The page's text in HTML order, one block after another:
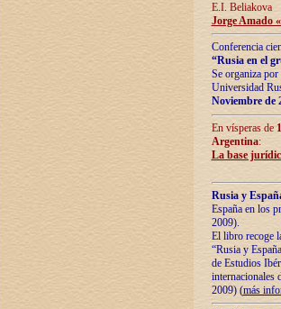
E.I. Beliakova
Jorge Amado
Conferencia
“Rusia en el
Se organiza
Universidad
Noviembre de
En vísperas de
Argentina:
La base
Rusia y
España en los
2009).
El libro recoge
“Rusia y
de Estudios
internacionales
2009) (más